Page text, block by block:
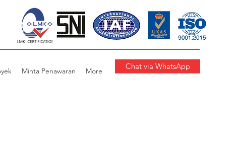
Minta Penawaran More Chat via WhatsApp